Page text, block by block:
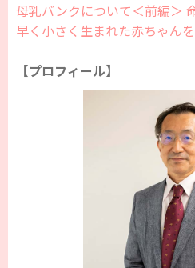
母乳バンクについて＜前編＞
早く小さく生まれた赤ちゃん
【プロフィール】